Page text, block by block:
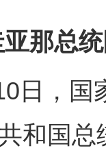
总统
，国
和国总